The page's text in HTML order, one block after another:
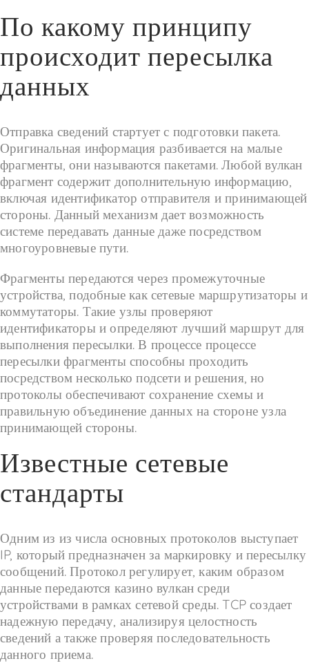
По какому принципу
происходит пересылка
данных
Отправка сведений стартует с подготовки пакета.
Оригинальная информация разбивается на малые
фрагменты, они называются пакетами. Любой вулкан
фрагмент содержит дополнительную информацию,
включая идентификатор отправителя и принимающей
стороны. Данный механизм дает возможность
системе передавать данные даже посредством
многоуровневые пути.
Фрагменты передаются через промежуточные
устройства, подобные как сетевые маршрутизаторы и
коммутаторы. Такие узлы проверяют
идентификаторы и определяют лучший маршрут для
выполнения пересылки. В процессе процессе
пересылки фрагменты способны проходить
посредством несколько подсети и решения, но
протоколы обеспечивают сохранение схемы и
правильную объединение данных на стороне узла
принимающей стороны.
Известные сетевые
стандарты
Одним из из числа основных протоколов выступает
IP, который предназначен за маркировку и пересылку
сообщений. Протокол регулирует, каким образом
данные передаются казино вулкан среди
устройствами в рамках сетевой среды. TCP создает
надежную передачу, анализируя целостность
сведений а также проверяя последовательность
данного приема.